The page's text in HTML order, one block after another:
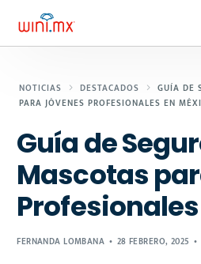
NOTICIAS DESTACADOS
GUÍA DE
PARA JÓVENES PROFESIONALES EN
Guía de
Mascotas
FERNANDA LOMBANA 28 FEBRERO, 2025